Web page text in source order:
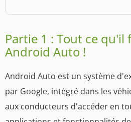
Partie 1 : Tout ce qu'il
Android Auto !
Android Auto est un système
par Google, intégré dans les
aux conducteurs d'accéder en